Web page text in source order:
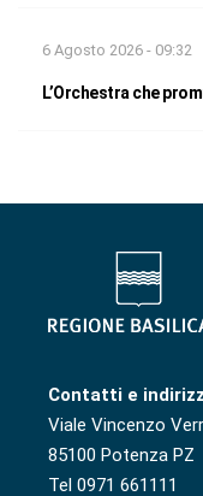
6 Agosto 2026 - 09:32
L’Orchestra che
Contatti e
Viale Vincenzo
85100 Potenza PZ
Tel 0971 661111